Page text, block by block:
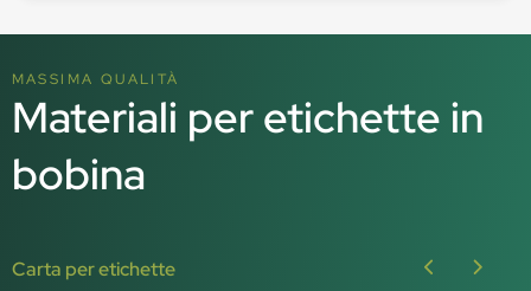
MASSIMA QUALITÀ
Materiali per etichette in
bobina
Carta per etichette